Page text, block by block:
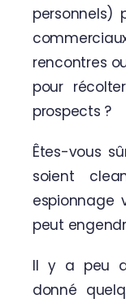
Contactez-
personnels)
rencontres
pour
prospects ?
Êtes-vous
soient
espionnage
peut
Il y a peu
donné